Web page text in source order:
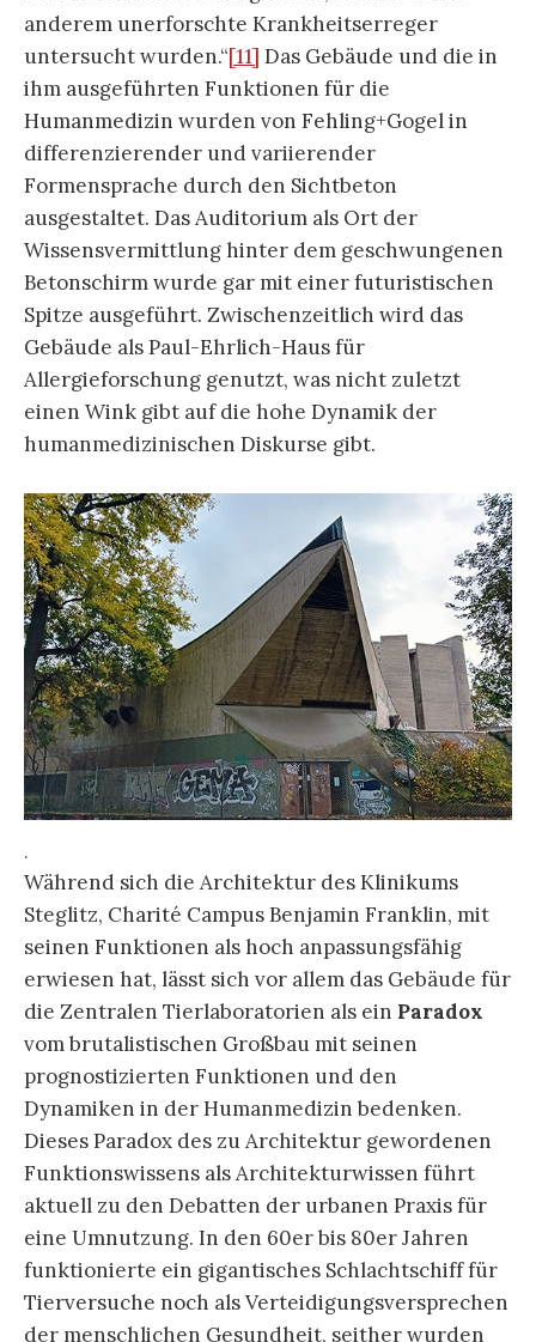
anderem unerforschte Krankheitserreger
untersucht wurden.“[11] Das Gebäude und die in
ihm ausgeführten Funktionen für die
Humanmedizin wurden von Fehling+Gogel in
differenzierender und variierender
Formensprache durch den Sichtbeton
ausgestaltet. Das Auditorium als Ort der
Wissensvermittlung hinter dem geschwungenen
Betonschirm wurde gar mit einer futuristischen
Spitze ausgeführt. Zwischenzeitlich wird das
Gebäude als Paul-Ehrlich-Haus für
Allergieforschung genutzt, was nicht zuletzt
einen Wink gibt auf die hohe Dynamik der
humanmedizinischen Diskurse gibt.
.
Während sich die Architektur des Klinikums
Steglitz, Charité Campus Benjamin Franklin, mit
seinen Funktionen als hoch anpassungsfähig
erwiesen hat, lässt sich vor allem das Gebäude für
die Zentralen Tierlaboratorien als ein Paradox
vom brutalistischen Großbau mit seinen
prognostizierten Funktionen und den
Dynamiken in der Humanmedizin bedenken.
Dieses Paradox des zu Architektur gewordenen
Funktionswissens als Architekturwissen führt
aktuell zu den Debatten der urbanen Praxis für
eine Umnutzung. In den 60er bis 80er Jahren
funktionierte ein gigantisches Schlachtschiff für
Tierversuche noch als Verteidigungsversprechen
der menschlichen Gesundheit, seither wurden